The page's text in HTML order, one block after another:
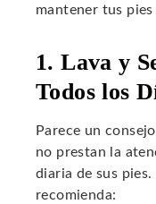
mantener tus
1. Lava y
Todos los
Parece un
no prestan la
diaria de sus
recomienda: